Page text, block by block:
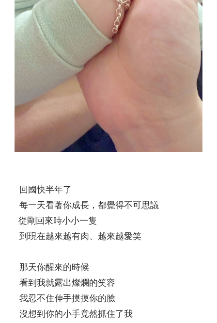
回國快半年了
每一天看著你成長，都覺得不可思議
從剛回來時小小一隻
到現在越來越有肉、越來越愛笑
那天你醒來的時候
看到我就露出燦爛的笑容
我忍不住伸手摸摸你的臉
沒想到你的小手竟然抓住了我